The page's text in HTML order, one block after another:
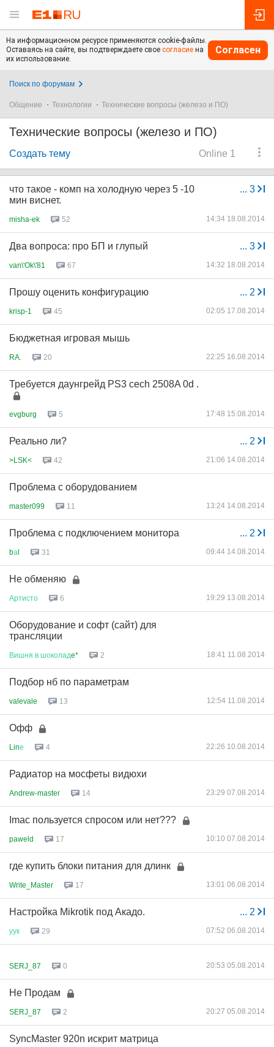
На информационном ресурсе применяются cookie-файлы.
Оставаясь на сайте, вы подтверждаете свое согласие на
их использование.
Согласен
Поиск по форумам
Общение Технологии Технические вопросы (железо и ПО)
Технические вопросы (железо и ПО)
Online 1
Создать тему
... 3
что такое - комп на холодную через 5 -10
мин виснет.
misha-ek 52 14:34 18.08.2014
... 3
Два вопроса: про БП и глупый
van\'Ok\'81 67 14:32 18.08.2014
... 2
Прошу оценить конфигурацию
krisp-1 45 02:05 17.08.2014
Бюджетная игровая мышь
RA. 20 22:25 16.08.2014
Требуется даунгрейд PS3 cech 2508A 0d .
evgburg 5 17:48 15.08.2014
... 2
Реально ли?
>LSK< 42 21:06 14.08.2014
Проблема с оборудованием
master099 11 13:24 14.08.2014
... 2
Проблема с подключением монитора
bаl 31 09:44 14.08.2014
Не обменяю
Артисто 6 19:29 13.08.2014
Оборудование и софт (сайт) для
трансляции
Вишня в шоколадe* 2 18:41 11.08.2014
Подбор нб по параметрам
valevale 13 12:54 11.08.2014
Офф
Linе 4 22:26 10.08.2014
Радиатор на мосфеты видюхи
Andrew-master 14 23:29 07.08.2014
Imac пользуется спросом или нет???
paweld 17 10:10 07.08.2014
где купить блоки питания для длинк
Write_Master 17 13:01 06.08.2014
... 2
Настройка Mikrotik под Акадо.
уук 29 07:52 06.08.2014
SERJ_87 0 20:53 05.08.2014
Не Продам
SERJ_87 2 20:27 05.08.2014
SyncMaster 920n искрит матрица